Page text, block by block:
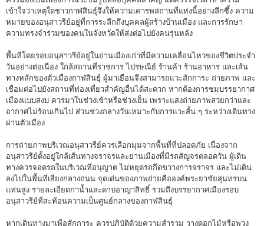
เข้าใจว่าเหตุใดชาวกาฬสินธุ์จึงให้ความเคารพสถานที่แห่งนี้อย่างลึกซึ้ง ความ
หมายของอนุสาวรีย์อยู่ที่การระลึกถึงบุคคลผู้สร้างบ้านเมือง และการรักษา
ความทรงจำร่วมของคนในจังหวัดให้ส่งต่อไปยังคนรุ่นหลัง
พื้นที่โดยรอบอนุสาวรีย์อยู่ในย่านเมืองเก่าที่มีความเคลื่อนไหวของชีวิตประจำ
วันอย่างต่อเนื่อง ใกล้สถานที่ราชการ ไปรษณีย์ ร้านค้า ร้านอาหาร และเส้น
ทางหลักของตัวเมืองกาฬสินธุ์ ผู้มาเยือนจึงสามารถแวะสักการะ ถ่ายภาพ และ
เชื่อมต่อไปยังสถานที่ท่องเที่ยวสำคัญอื่นได้สะดวก หากต้องการชมบรรยากาศ
เมืองแบบสงบ ควรมาในช่วงเช้าหรือช่วงเย็น เพราะแสงถ่ายภาพสวยกว่าและ
อากาศไม่ร้อนเกินไป ส่วนช่วงกลางวันเหมาะกับการแวะสั้น ๆ ระหว่างเดินทาง
ผ่านตัวเมือง
การถ่ายภาพบริเวณอนุสาวรีย์ควรเลือกมุมจากพื้นที่ที่ปลอดภัย เนื่องจาก
อนุสาวรีย์ตั้งอยู่ใกล้เส้นทางจราจรและย่านเมืองที่มีรถสัญจรตลอดวัน ผู้เดิน
ทางควรจอดรถในบริเวณที่อนุญาต ไม่หยุดรถกีดขวางการจราจร และไม่เดิน
ลงไปในพื้นที่เสี่ยงกลางถนน จุดเด่นของภาพถ่ายคือองค์พระยาชัยสุนทรบน
แท่นสูง รายละเอียดกาน้ำและดาบอาญาสิทธิ์ รวมถึงบรรยากาศเมืองรอบ
อนุสาวรีย์ที่สะท้อนความเป็นศูนย์กลางของกาฬสินธุ์
หากเดินทางมาเพื่อสักการะ ควรปฏิบัติด้วยความสำรวม วางดอกไม้หรือพวง